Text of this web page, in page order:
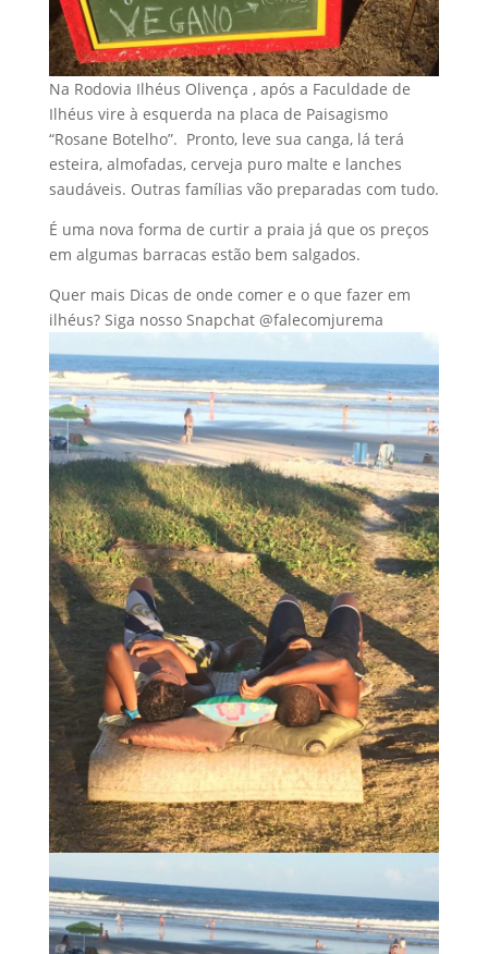
Na Rodovia Ilhéus Olivença , após a Faculdade de
Ilhéus vire à esquerda na placa de Paisagismo
“Rosane Botelho”. Pronto, leve sua canga, lá terá
esteira, almofadas, cerveja puro malte e lanches
saudáveis. Outras famílias vão preparadas com tudo.
É uma nova forma de curtir a praia já que os preços
em algumas barracas estão bem salgados.
Quer mais Dicas de onde comer e o que fazer em
ilhéus? Siga nosso Snapchat @falecomjurema